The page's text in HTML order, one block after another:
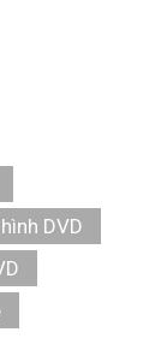
DVD